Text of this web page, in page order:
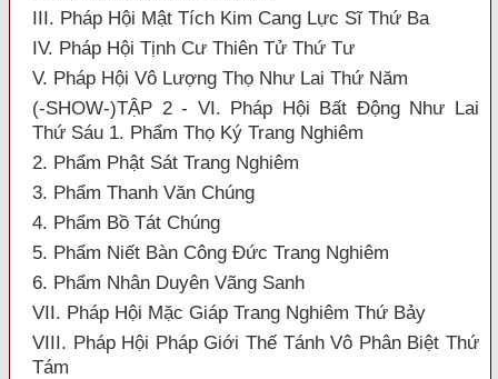
III. Pháp Hội Mật Tích Kim Cang Lực Sĩ Thứ Ba
IV. Pháp Hội Tịnh Cư Thiên Tử Thứ Tư
V. Pháp Hội Vô Lượng Thọ Như Lai Thứ Năm
(-SHOW-)TẬP 2 - VI. Pháp Hội Bất Động Như Lai
Thứ Sáu 1. Phẩm Thọ Ký Trang Nghiêm
2. Phẩm Phật Sát Trang Nghiêm
3. Phẩm Thanh Văn Chúng
4. Phẩm Bồ Tát Chúng
5. Phẩm Niết Bàn Công Đức Trang Nghiêm
6. Phẩm Nhân Duyên Vãng Sanh
VII. Pháp Hội Mặc Giáp Trang Nghiêm Thứ Bảy
VIII. Pháp Hội Pháp Giới Thế Tánh Vô Phân Biệt Thứ
Tám